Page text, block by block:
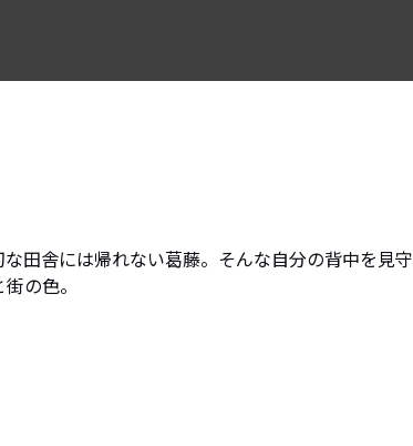
田舎には帰れない葛藤。そんな自分の背中を見守
の色。